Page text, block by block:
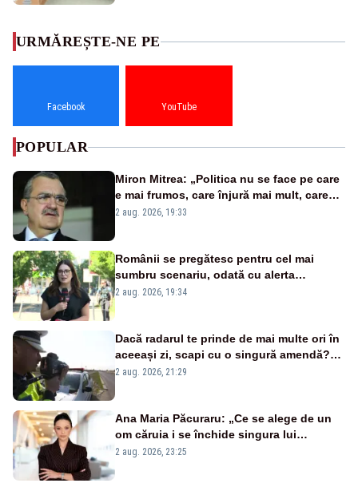
URMĂREȘTE-NE PE
Facebook YouTube
POPULAR
Miron Mitrea: „Politica nu se face pe care
e mai frumos, care înjură mai mult, care
țipă mai tare, ci pe proiecte”
2 aug. 2026, 19:33
Românii se pregătesc pentru cel mai
sumbru scenariu, odată cu alerta
energetică
2 aug. 2026, 19:34
Dacă radarul te prinde de mai multe ori în
aceeași zi, scapi cu o singură amendă?
Ce spune legea
2 aug. 2026, 21:29
Ana Maria Păcuraru: „Ce se alege de un
om căruia i se închide singura lui
portiță?”
2 aug. 2026, 23:25